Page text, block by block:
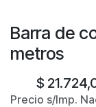
Barra de
metros
$
Precio s/Imp.